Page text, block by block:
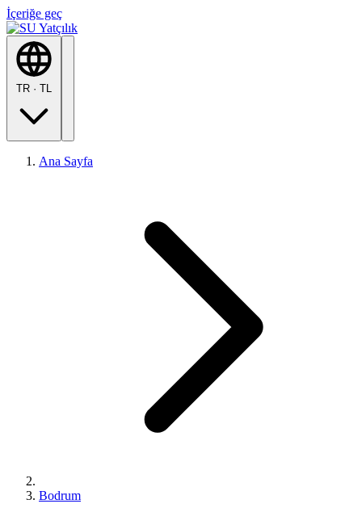
İçeriğe geç
TR · TL
Ana Sayfa
Bodrum